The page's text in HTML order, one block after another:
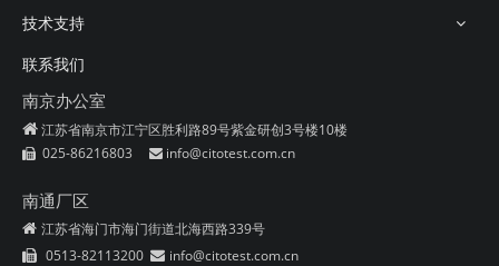
技术支持
联系我们
南京办公室
 江苏省南京市江宁区胜利路89号紫金研创3号楼10楼
 025-86216803  info@citotest.com.cn
南通厂区
 江苏省海门市海门街道北海西路339号
 0513-82113200  info@citotest.com.cn